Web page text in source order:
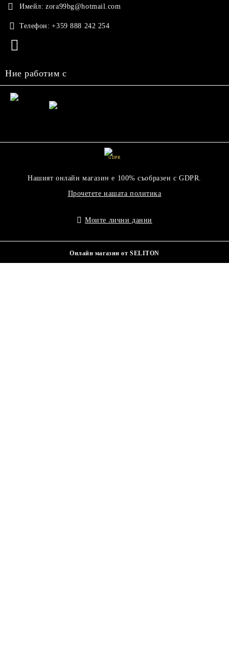
Имейл: zora99bg@hotmail.com
Телефон: +359 888 242 254
Ние работим с
GDPR
Нашият онлайн магазин е 100% съобразен с GDPR.
Прочетете нашата политика
Моите лични данни
Онлайн магазин от SELITON